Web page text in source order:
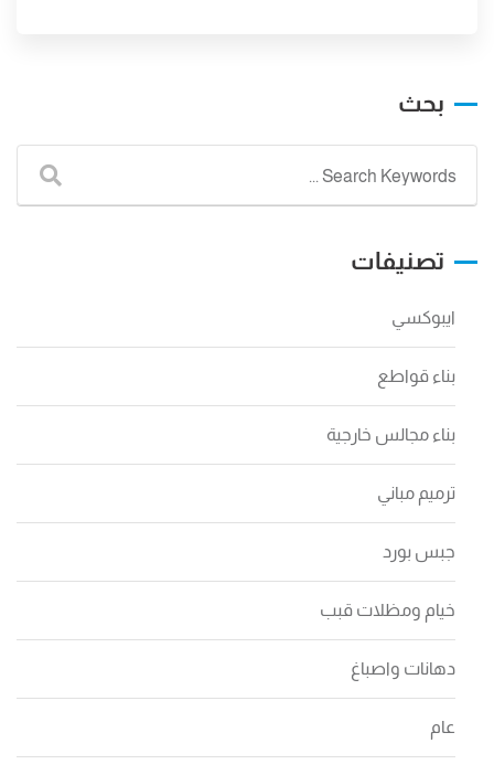
بحث
تصنيفات
ايبوكسي
بناء قواطع
بناء مجالس خارجية
ترميم مباني
جبس بورد
خيام ومظلات قبب
دهانات واصباغ
عام